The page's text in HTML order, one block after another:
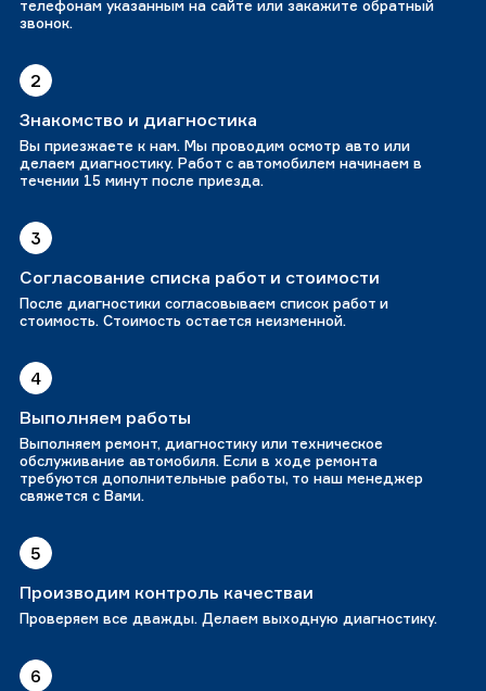
телефонам указанным на сайте или закажите обратный
звонок.
2
Знакомство и диагностика
Вы приезжаете к нам. Мы проводим осмотр авто или
делаем диагностику. Работ с автомобилем начинаем в
течении 15 минут после приезда.
3
Согласование списка работ и стоимости
После диагностики согласовываем список работ и
стоимость. Стоимость остается неизменной.
4
Выполняем работы
Выполняем ремонт, диагностику или техническое
обслуживание автомобиля. Если в ходе ремонта
требуются дополнительные работы, то наш менеджер
свяжется с Вами.
5
Производим контроль качестваи
Проверяем все дважды. Делаем выходную диагностику.
6